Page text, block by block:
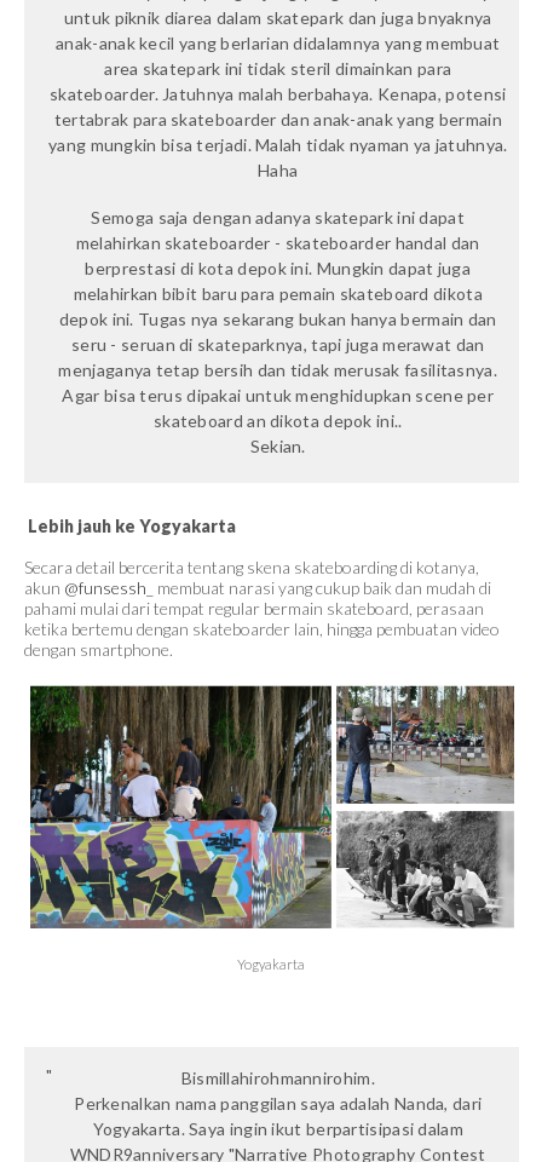
untuk piknik diarea dalam skatepark dan juga bnyaknya
anak-anak kecil yang berlarian didalamnya yang membuat
area skatepark ini tidak steril dimainkan para
skateboarder. Jatuhnya malah berbahaya. Kenapa, potensi
tertabrak para skateboarder dan anak-anak yang bermain
yang mungkin bisa terjadi. Malah tidak nyaman ya jatuhnya.
Haha
Semoga saja dengan adanya skatepark ini dapat
melahirkan skateboarder - skateboarder handal dan
berprestasi di kota depok ini. Mungkin dapat juga
melahirkan bibit baru para pemain skateboard dikota
depok ini. Tugas nya sekarang bukan hanya bermain dan
seru - seruan di skateparknya, tapi juga merawat dan
menjaganya tetap bersih dan tidak merusak fasilitasnya.
Agar bisa terus dipakai untuk menghidupkan scene per
skateboard an dikota depok ini..
Sekian.
Lebih jauh ke Yogyakarta
Secara detail bercerita tentang skena skateboarding di kotanya,
akun @funsessh_
membuat narasi yang cukup baik dan mudah di
pahami mulai dari tempat regular bermain skateboard, perasaan
ketika bertemu dengan skateboarder lain, hingga pembuatan video
dengan smartphone.
Yogyakarta
Bismillahirohmannirohim.
Perkenalkan nama panggilan saya adalah Nanda, dari
Yogyakarta. Saya ingin ikut berpartisipasi dalam
WNDR9anniversary "Narrative Photography Contest